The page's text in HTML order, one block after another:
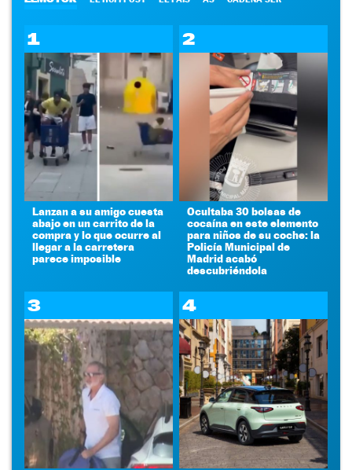
1
Lanzan a su amigo cuesta
abajo en un carrito de la
compra y lo que ocurre al
llegar a la carretera
parece imposible
2
Ocultaba 30 bolsas de
cocaína en este elemento
para niños de su coche: la
Policía Municipal de
Madrid acabó
descubriéndola
3 4